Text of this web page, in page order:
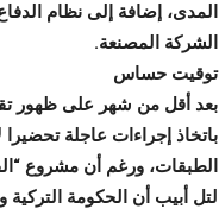
المدى، إضافة إلى نظام
الشركة المصنعة.
توقيت حساس
باتخاذ إجراءات عاجلة
لتل أبيب أن الحكومة